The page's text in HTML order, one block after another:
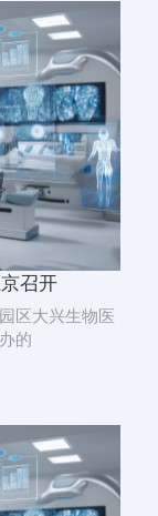
召开
区大兴生物医
的